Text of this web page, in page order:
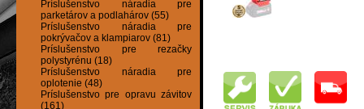
Príslušenstvo náradia pre
parketárov a podlahárov (55)
Príslušenstvo náradia pre
pokrývačov a klampiarov (81)
Príslušenstvo pre rezačky
polystyrénu (18)
Príslušenstvo náradia pre
oplotenie (48)
Príslušenstvo pre opravu závitov
(161)